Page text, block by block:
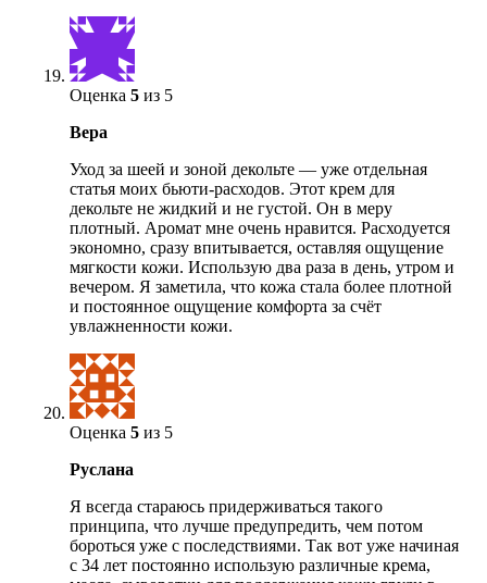
Оценка 5 из 5
Вера
Уход за шеей и зоной декольте — уже отдельная
статья моих бьюти-расходов. Этот крем для
декольте не жидкий и не густой. Он в меру
плотный. Аромат мне очень нравится. Расходуется
экономно, сразу впитывается, оставляя ощущение
мягкости кожи. Использую два раза в день, утром и
вечером. Я заметила, что кожа стала более плотной
и постоянное ощущение комфорта за счёт
увлажненности кожи.
Оценка 5 из 5
Руслана
Я всегда стараюсь придерживаться такого
принципа, что лучше предупредить, чем потом
бороться уже с последствиями. Так вот уже начиная
с 34 лет постоянно использую различные крема,